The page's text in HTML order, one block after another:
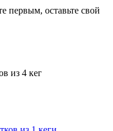
первым, оставьте свой
из 4 кег